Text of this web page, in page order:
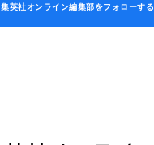
集英社オンライン編集部をフォローする